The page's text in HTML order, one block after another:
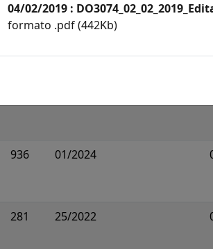
04/02/2019 :
formato .pdf (442Kb)
09/2023
936 01/2024
281 25/2022